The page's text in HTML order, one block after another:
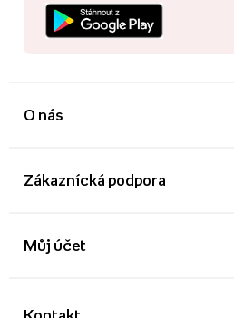
O nás
Zákaznícká podpora
Můj účet